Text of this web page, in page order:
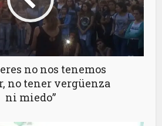
no nos tenemos
no tener vergüenza
ni miedo”